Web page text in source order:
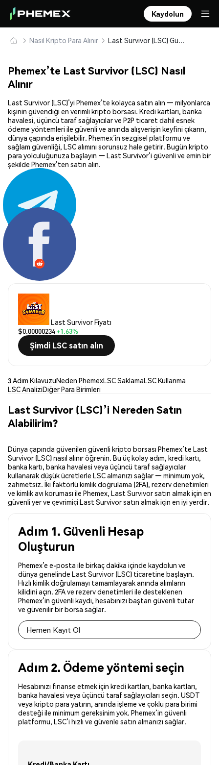
Kaydolun
Nasıl Kripto Para Alınır Last Survivor (LSC) Güvenle Satın Alın ve Saklayın
Phemex’te Last Survivor (LSC) Nasıl
Alınır
Last Survivor (LSC)’yi Phemex’te kolayca satın alın — milyonlarca
kişinin güvendiği en verimli kripto borsası. Kredi kartları, banka
havalesi, üçüncü taraf sağlayıcılar ve P2P ticaret dahil esnek
ödeme yöntemleri ile güvenli ve anında alışverişin keyfini çıkarın,
dünya çapında erişilebilir. Phemex’in sezgisel platformu ve
sağlam güvenliği, LSC alımını sorunsuz hale getirir. Bugün kripto
para yolculuğunuza başlayın — Last Survivor’i güvenli ve emin bir
şekilde Phemex’ten satın alın.
Paylaş:
Last Survivor Fiyatı
$0.00000234+1.63%
Şimdi LSC satın alın
3 Adım KılavuzuNeden PhemexLSC SaklamaLSC Kullanma
LSC AnaliziDiğer Para Birimleri
Last Survivor (LSC)’i Nereden Satın
Alabilirim?
Dünya çapında güvenilen güvenli kripto borsası Phemex’te Last
Survivor (LSC) nasıl alınır öğrenin. Bu üç kolay adım, kredi kartı,
banka kartı, banka havalesi veya üçüncü taraf sağlayıcılar
kullanarak düşük ücretlerle LSC almanızı sağlar — minimum yok,
zahmetsiz. İki faktörlü kimlik doğrulama (2FA), rezerv denetimleri
ve kimlik avı koruması ile Phemex, Last Survivor satın almak için en
güvenli yer ve çevrimiçi Last Survivor satın almak için en iyi yerdir.
Adım 1. Güvenli Hesap
Oluşturun
Phemex’e e-posta ile birkaç dakika içinde kaydolun ve
dünya genelinde Last Survivor (LSC) ticaretine başlayın.
Hızlı kimlik doğrulamayı tamamlayarak anında alımların
kilidini açın. 2FA ve rezerv denetimleri ile desteklenen
Phemex’in güvenli kaydı, hesabınızı baştan güvenli tutar
ve güvenilir bir borsa sağlar.
Hemen Kayıt Ol
Adım 2. Ödeme yöntemi seçin
Hesabınızı finanse etmek için kredi kartları, banka kartları,
banka havalesi veya üçüncü taraf sağlayıcıları seçin. USDT
veya kripto para yatırın, anında işleme ve çoklu para birimi
desteği ile minimum gereksinim yok. Phemex’in güvenli
platformu, LSC’i hızlı ve güvenle satın almanızı sağlar.